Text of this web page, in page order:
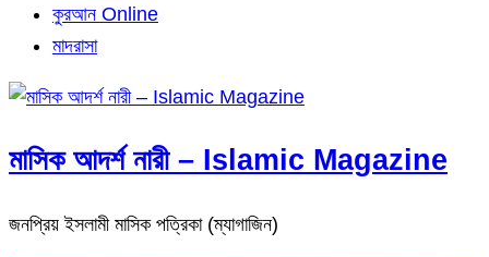
কুরআন Online
মাদরাসা
মাসিক আদর্শ নারী – Islamic Magazine
জনপ্রিয় ইসলামী মাসিক পত্রিকা (ম্যাগাজিন)